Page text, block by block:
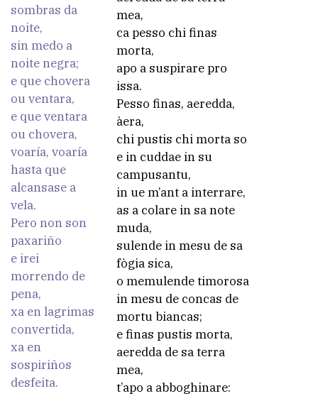
sombras da
noite,
sin medo a
noite negra;
e que chovera
ou ventara,
e que ventara
ou chovera,
voaría, voaría
hasta que
alcansase a
vela.
Pero non son
paxariño
e irei
morrendo de
pena,
xa en lagrimas
convertida,
xa en
sospiriños
desfeita.
mea,
ca pesso chi finas
morta,
apo a suspirare pro
issa.
Pesso finas, aeredda,
àera,
chi pustis chi morta so
e in cuddae in su
campusantu,
in ue m’ant a interrare,
as a colare in sa note
muda,
sulende in mesu de sa
fògia sica,
o memulende timorosa
in mesu de concas de
mortu biancas;
e finas pustis morta,
aeredda de sa terra
mea,
t’apo a abboghinare: